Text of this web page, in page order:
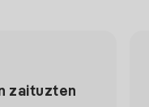
zaituzten